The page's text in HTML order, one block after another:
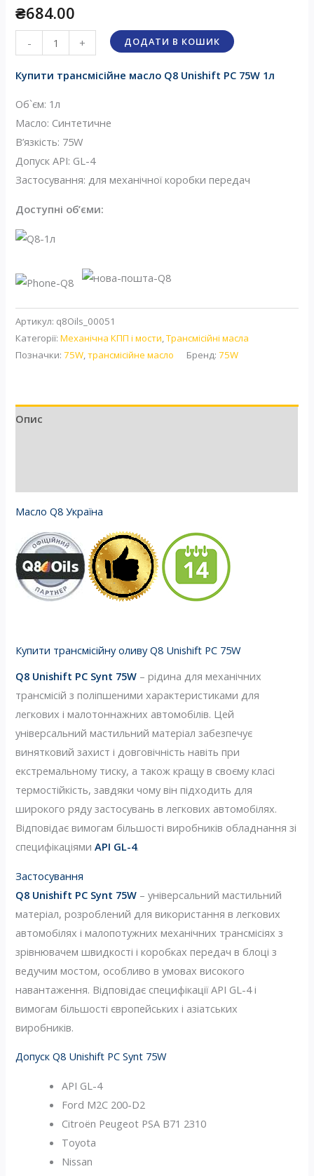
₴684.00
-
Трансмісійна
олива
Q8
1л
кількість
+ ДОДАТИ В КОШИК
Купити трансмісійне масло Q8 Unishift PC 75W 1л
Об`єм: 1л
Масло: Синтетичне
В’язкість: 75W
Допуск API: GL-4
Застосування: для механічної коробки передач
Доступні об’єми:
Артикул: q8Oils_00051
Категорії:Механічна КПП і мости,Трансмісійні масла
Позначки:75W,трансмісійне масло Бренд:75W
Опис
Масло Q8 Україна
Купити трансмісійну оливу Q8 Unishift PC 75W
Q8 Unishift PC Synt 75W – рідина для механічних
трансмісій з поліпшеними характеристиками для
легкових і малотоннажних автомобілів. Цей
універсальний мастильний матеріал забезпечує
винятковий захист і довговічність навіть при
екстремальному тиску, а також кращу в своєму класі
термостійкість, завдяки чому він підходить для
широкого ряду застосувань в легкових автомобілях.
Відповідає вимогам більшості виробників обладнання зі
специфікаціямиAPI GL-4.
Застосування
Q8 Unishift PC Synt 75W – універсальний мастильний
матеріал, розроблений для використання в легкових
автомобілях і малопотужних механічних трансмісіях з
зрівнювачем швидкості і коробках передач в блоці з
ведучим мостом, особливо в умовах високого
навантаження. Відповідає специфікації API GL-4 і
вимогам більшості європейських і азіатських
виробників.
Допуск Q8 Unishift PC Synt 75W
API GL-4
Ford M2C 200-D2
Citroën Peugeot PSA B71 2310
Toyota
Nissan